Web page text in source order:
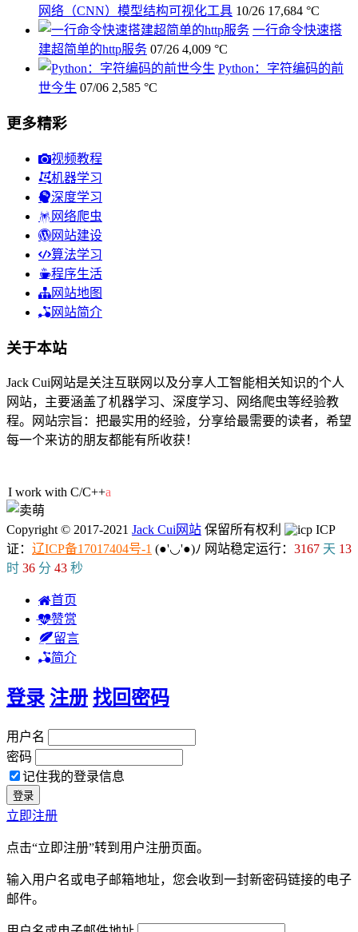
网络（CNN）模型结构可视化工具 10/26 17,684 °C
一行命令快速搭
建超简单的http服务 07/26 4,009 °C
Python：字符编码的前
世今生 07/06 2,585 °C
更多精彩
视频教程
机器学习
深度学习
网络爬虫
网站建设
算法学习
程序生活
网站地图
网站简介
关于本站
Jack Cui网站是关注互联网以及分享人工智能相关知识的个人
网站，主要涵盖了机器学习、深度学习、网络爬虫等经验教
程。网站宗旨：把最实用的经验，分享给最需要的读者，希望
每一个来访的朋友都能有所收获！
I work with C/CA,O
Copyright © 2017-2021 Jack Cui网站 保留所有权利
ICP
证： 辽ICP备17017404号-1 (●'◡'●)ﾉ 网站稳定运行： 3167 天 13
时 36 分 43 秒
首页
赞赏
留言
简介
登录 注册 找回密码
用户名
密码
记住我的登录信息
立即注册
点击“立即注册”转到用户注册页面。
输入用户名或电子邮箱地址，您会收到一封新密码链接的电子
邮件。